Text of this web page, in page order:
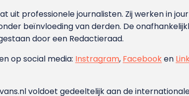
uit professionele journalisten. Zij werken in
beïnvloeding van derden. De
door een Redactieraad.
op social media: Instragram, Facebooken
voldoet gedeeltelijk aan de